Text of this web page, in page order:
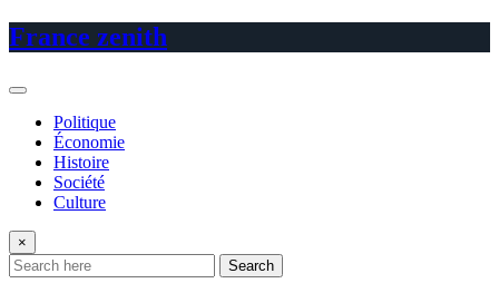
Skip
to
France zenith
Politique
Économie
Histoire
Société
Culture
×
Search